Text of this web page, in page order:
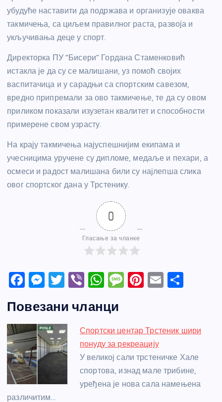
убудуће наставити да подржава и организује оваква
такмичења, са циљем правилног раста, развоја и
укључивања деце у спорт.
Директорка ПУ “Бисери” Гордана Стаменковић
истакла је да су се малишани, уз помоћ својих
васпитачица и у сарадњи са спортским савезом,
вредно припремали за ово такмичење, те да су овом
приликом показали изузетан квалитет и способности
примерене свом узрасту.
На крају такмичења најуспешнијим екипама и
учесницима уручене су дипломе, медаље и пехари, а
осмеси и радост малишана били су најлепша слика
овог спортског дана у Трстенику.
0
Гласање за чланке
F
c
e
b
o
o
k
M
ss
e
n
g
er
T
itt
er
Vi
er
W
at
s
A
p
p
M
a
g
e
Pi
e
st
E
e
Повезани чланци
Спортски центар Трстеник шири
понуду за рекреацију
У великој сали трстеничке Хале
спортова, изнад мале трибине,
уређена је нова сала намењена
различитим…